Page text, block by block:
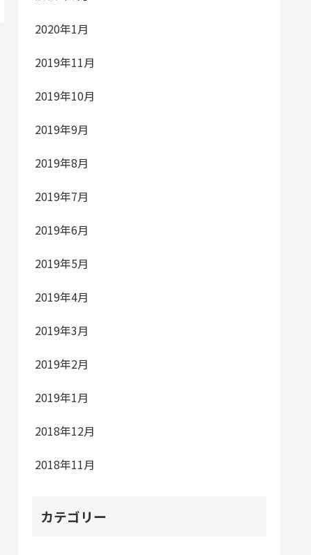
2020年1月
2019年11月
2019年10月
2019年9月
2019年8月
2019年7月
2019年6月
2019年5月
2019年4月
2019年3月
2019年2月
2019年1月
2018年12月
2018年11月
カテゴリー